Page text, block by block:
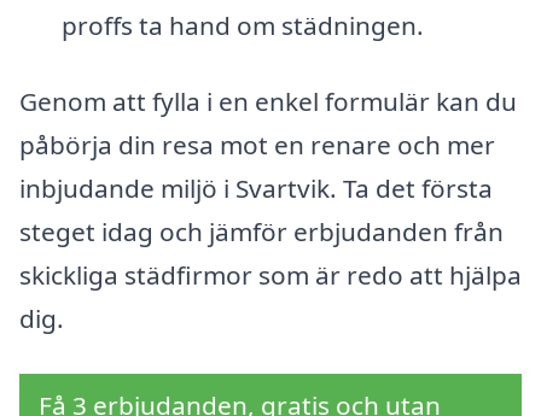
proffs ta hand om städningen.
Genom att fylla i en enkel formulär kan du
påbörja din resa mot en renare och mer
inbjudande miljö i Svartvik. Ta det första
steget idag och jämför erbjudanden från
skickliga städfirmor som är redo att hjälpa
dig.
Få 3 erbjudanden, gratis och utan